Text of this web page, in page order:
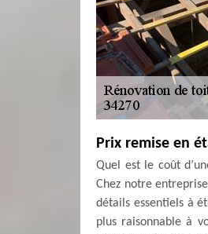
Prix remise en
Quel est le coût
Chez notre
détails essentiels à
plus raisonnable à